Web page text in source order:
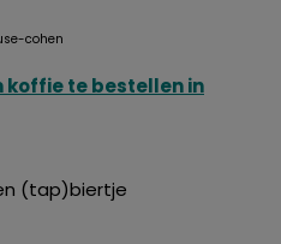
koffie te bestellen in
(tap)biertje